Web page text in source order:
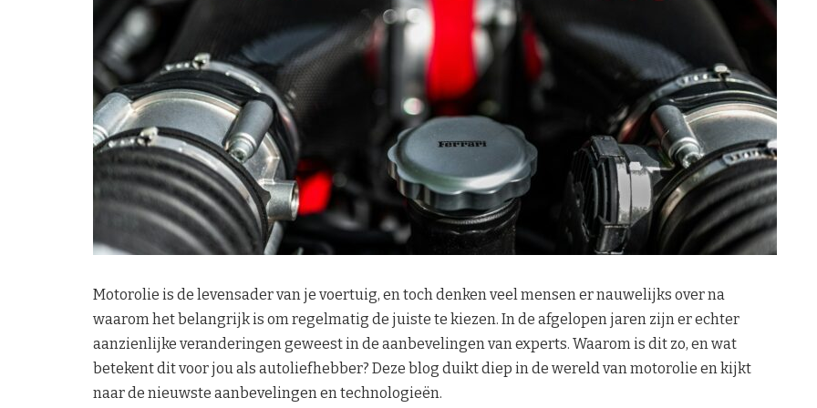
Motorolie is de levensader van je voertuig, en toch denken veel mensen er nauwelijks over na
waarom het belangrijk is om regelmatig de juiste te kiezen. In de afgelopen jaren zijn er echter
aanzienlijke veranderingen geweest in de aanbevelingen van experts. Waarom is dit zo, en wat
betekent dit voor jou als autoliefhebber? Deze blog duikt diep in de wereld van motorolie en kijkt
naar de nieuwste aanbevelingen en technologieën.